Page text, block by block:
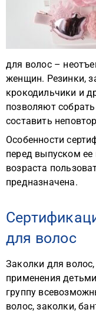
для волос –
женщин. Резинки,
крокодильчики и
позволяют
составить
Особенности
перед выпуском
возраста
предназначена.
для волос
Заколки для
применения
группу
волос, заколки,